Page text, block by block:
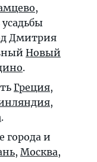
,
Дмитрия
Новый
.
Греция,
,
.
города и
, Москва,